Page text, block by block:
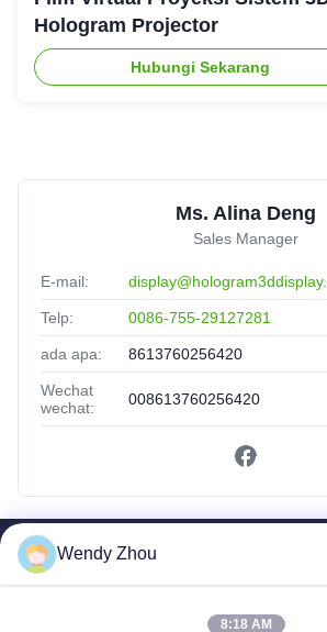
Hologram Projector
Hubungi Sekarang
Ms. Alina Deng
Sales Manager
E-mail:
Telp: 0086-755-29127281
ada apa: 8613760256420
Wechat
wechat:
008613760256420
Produk
Wendy Zhou
8:18 AM